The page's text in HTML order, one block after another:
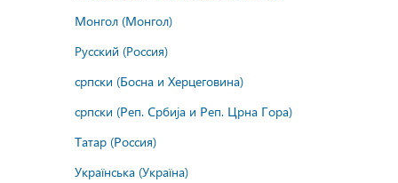
Монгол (Монгол)
Русский (Россия)
српски (Босна и Херцеговина)
српски (Реп. Србија и Реп. Црна Гора)
Татар (Россия)
Українська (Україна)